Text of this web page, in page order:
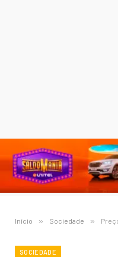
Início » Sociedade »
SOCIEDADE